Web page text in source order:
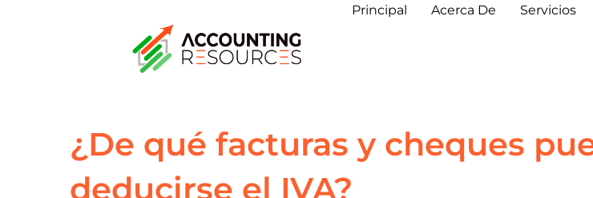
Principal Acerca De Servicios
¿De qué facturas y cheques
deducirse el IVA?